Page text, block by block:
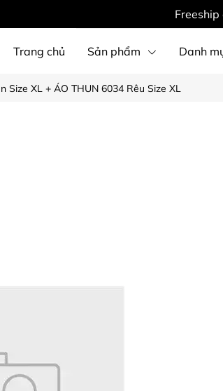
Trang chủ Sản phẩm Danh
Size XL + ÁO THUN 6034 Rêu Size XL